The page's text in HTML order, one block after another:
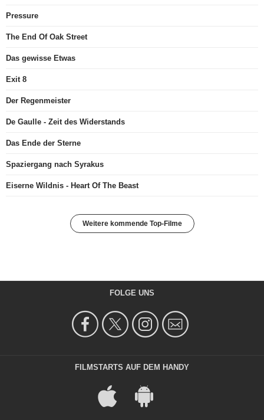
Pressure
The End Of Oak Street
Das gewisse Etwas
Exit 8
Der Regenmeister
De Gaulle - Zeit des Widerstands
Das Ende der Sterne
Spaziergang nach Syrakus
Eiserne Wildnis - Heart Of The Beast
Weitere kommende Top-Filme
FOLGE UNS
FILMSTARTS AUF DEM HANDY